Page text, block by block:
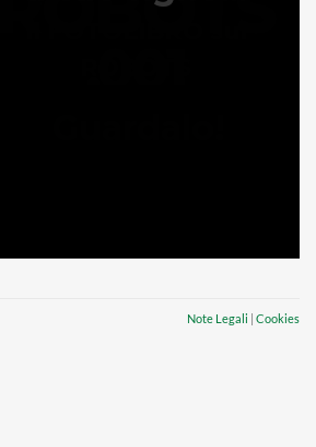
Note Legali | Cookies